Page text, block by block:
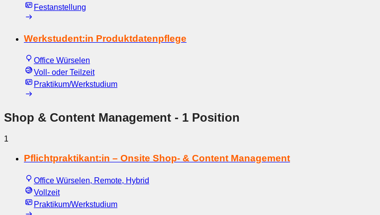
Festanstellung
Werkstudent:in Produktdatenpflege
Office Würselen
Voll- oder Teilzeit
Praktikum/Werkstudium
Shop & Content Management - 1 Position
1
Pflichtpraktikant:in – Onsite Shop- & Content Management
Office Würselen, Remote, Hybrid
Vollzeit
Praktikum/Werkstudium